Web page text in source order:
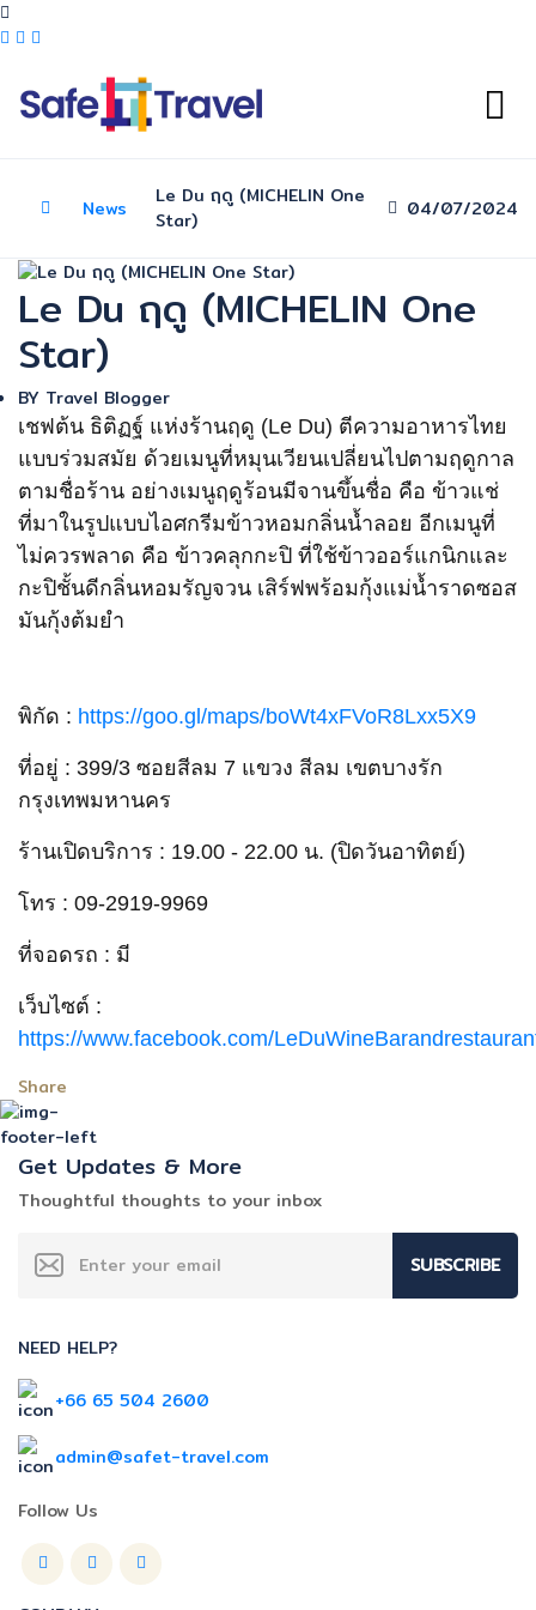
News
Le Du ฤดู (MICHELIN One
Star)
04/07/2024
Le Du ฤดู (MICHELIN One
Star)
BY Travel Blogger
เชฟต้น ธิติฏฐ์ แห่งร้านฤดู (Le Du) ตีความอาหารไทย
แบบร่วมสมัย ด้วยเมนูที่หมุนเวียนเปลี่ยนไปตามฤดูกาล
ตามชื่อร้าน อย่างเมนูฤดูร้อนมีจานขึ้นชื่อ คือ ข้าวแช่
ที่มาในรูปแบบไอศกรีมข้าวหอมกลิ่นน้ำลอย อีกเมนูที่
ไม่ควรพลาด คือ ข้าวคลุกกะปิ ที่ใช้ข้าวออร์แกนิกและ
กะปิชั้นดีกลิ่นหอมรัญจวน เสิร์ฟพร้อมกุ้งแม่น้ำราดซอส
มันกุ้งต้มยำ
พิกัด : https://goo.gl/maps/boWt4xFVoR8Lxx5X9
ที่อยู่ : 399/3 ซอยสีลม 7 แขวง สีลม เขตบางรัก
กรุงเทพมหานคร
ร้านเปิดบริการ : 19.00 - 22.00 น. (ปิดวันอาทิตย์)
โทร : 09-2919-9969
ที่จอดรถ : มี
เว็บไซต์ :
https://www.facebook.com/
Share
Get Updates & More
Thoughtful thoughts to your inbox
SUBSCRIBE
NEED HELP?
+66 65 504 2600
admin@safet-travel.com
Follow Us